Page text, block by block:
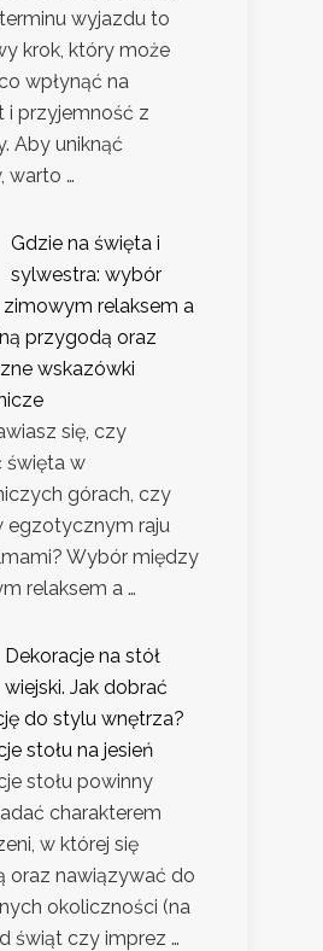
wyjazdu to
krok, który może
wpłynąć na
i przyjemność z
Aby uniknąć
warto …
Gdzie na święta i
sylwestra: wybór
relaksem a
przygodą oraz
wskazówki
się, czy
święta w
górach, czy
egzotycznym raju
Wybór między
relaksem a …
Dekoracje na stół
wiejski. Jak dobrać
do stylu wnętrza?
stołu na jesień
stołu powinny
charakterem
w której się
oraz nawiązywać do
okoliczności (na
świąt czy imprez …